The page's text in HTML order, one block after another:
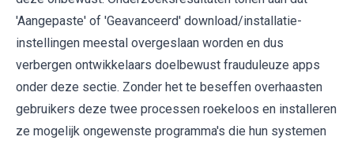
'Aangepaste' of 'Geavanceerd' download/installatie-
instellingen meestal overgeslaan worden en dus
verbergen ontwikkelaars doelbewust frauduleuze apps
onder deze sectie. Zonder het te beseffen overhaasten
gebruikers deze twee processen roekeloos en installeren
ze mogelijk ongewenste programma's die hun systemen